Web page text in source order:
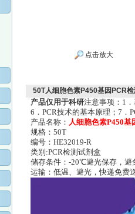
点击放大
50T人细胞色素P450基因PCR
产品仅用于科研注意事项：1
6．PCR技术的基本原理；7．
产品名称： 人细胞色素P450基
规格：50T
编号：HE32019-R
类别:PCR检测试剂盒
储存条件：-20℃避光保存，避
运输：低温、避光，快递免费